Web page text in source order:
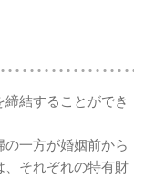
結することができ
一方が婚姻前から
、それぞれの特有財